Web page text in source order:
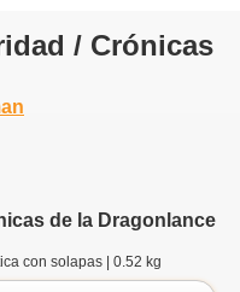
/ Crónicas
de la Dragonlance
con solapas | 0.52 kg